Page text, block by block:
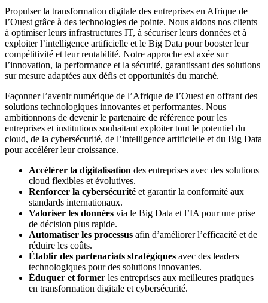
Propulser la transformation digitale des entreprises en Afrique de
l’Ouest grâce à des technologies de pointe. Nous aidons nos clients
à optimiser leurs infrastructures IT, à sécuriser leurs données et à
exploiter l’intelligence artificielle et le Big Data pour booster leur
compétitivité et leur rentabilité. Notre approche est axée sur
l’innovation, la performance et la sécurité, garantissant des solutions
sur mesure adaptées aux défis et opportunités du marché.
Façonner l’avenir numérique de l’Afrique de l’Ouest en offrant des
solutions technologiques innovantes et performantes. Nous
ambitionnons de devenir le partenaire de référence pour les
entreprises et institutions souhaitant exploiter tout le potentiel du
cloud, de la cybersécurité, de l’intelligence artificielle et du Big Data
pour accélérer leur croissance.
Accélérer la digitalisation des entreprises avec des solutions
cloud flexibles et évolutives.
Renforcer la cybersécurité et garantir la conformité aux
standards internationaux.
Valoriser les données via le Big Data et l’IA pour une prise
de décision plus rapide.
Automatiser les processus afin d’améliorer l’efficacité et de
réduire les coûts.
Établir des partenariats stratégiques avec des leaders
technologiques pour des solutions innovantes.
Éduquer et former les entreprises aux meilleures pratiques
en transformation digitale et cybersécurité.